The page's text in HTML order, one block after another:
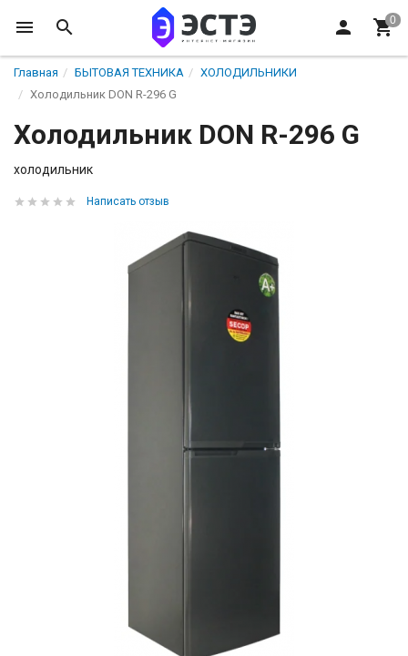
Главная БЫТОВАЯ ТЕХНИКА
ХОЛОДИЛЬНИКИ
Холодильник DON R-296 G
Холодильник DON R-296 G
холодильник
Написать отзыв